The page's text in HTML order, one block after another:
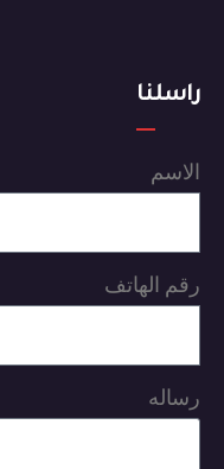
راسلنا
الاسم
رقم الهاتف
رساله